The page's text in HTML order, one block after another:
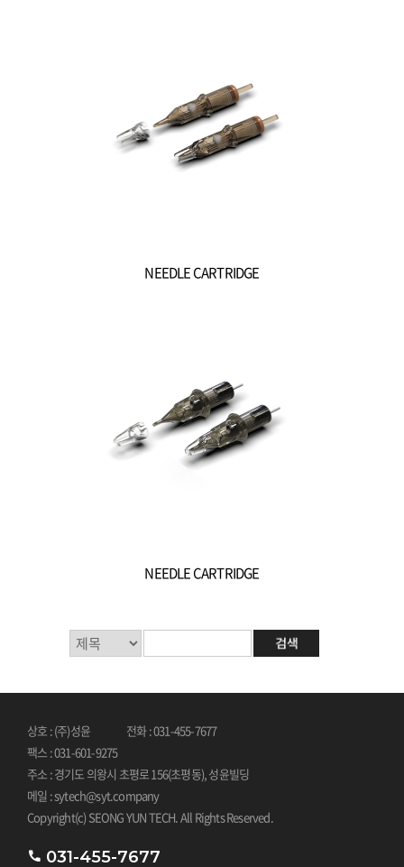
NEEDLE CARTRIDGE
NEEDLE CARTRIDGE
상호 : (주)성윤
전화 : 031-455-7677
팩스 : 031-601-9275
주소 : 경기도 의왕시 초평로 156(초평동), 성윤빌딩
메일 : sytech@syt.company
Copyright(c) SEONG YUN TECH. All Rights Reserved.
031-455-7677